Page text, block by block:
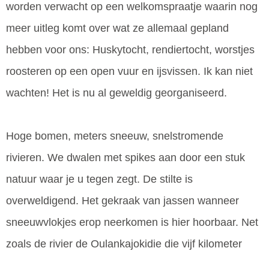
worden verwacht op een welkomspraatje waarin nog
meer uitleg komt over wat ze allemaal gepland
hebben voor ons: Huskytocht, rendiertocht, worstjes
roosteren op een open vuur en ijsvissen. Ik kan niet
wachten! Het is nu al geweldig georganiseerd.
Hoge bomen, meters sneeuw, snelstromende
rivieren. We dwalen met spikes aan door een stuk
natuur waar je u tegen zegt. De stilte is
overweldigend. Het gekraak van jassen wanneer
sneeuwvlokjes erop neerkomen is hier hoorbaar. Net
zoals de rivier de Oulankajokidie die vijf kilometer